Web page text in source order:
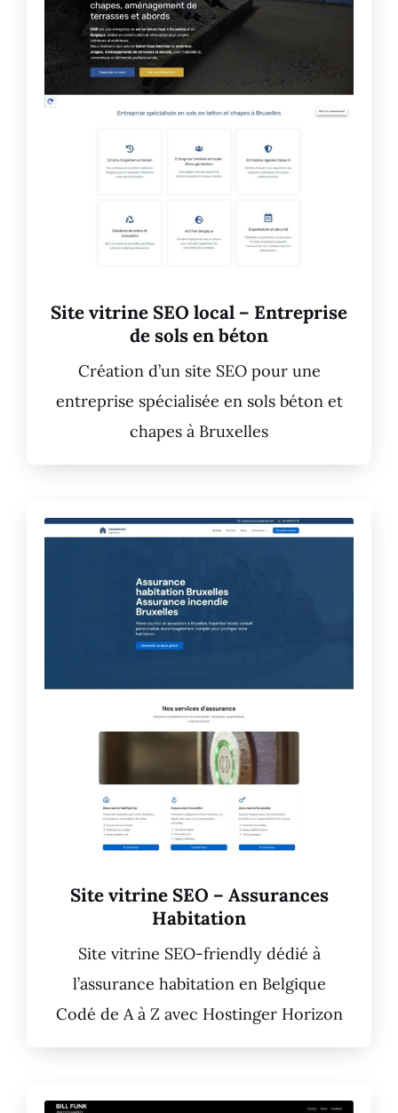
Site vitrine SEO local – Entreprise
de sols en béton
Création d’un site SEO pour une
entreprise spécialisée en sols béton et
chapes à Bruxelles
Site vitrine SEO – Assurances
Habitation
Site vitrine SEO-friendly dédié à
l’assurance habitation en Belgique
Codé de A à Z avec Hostinger Horizon